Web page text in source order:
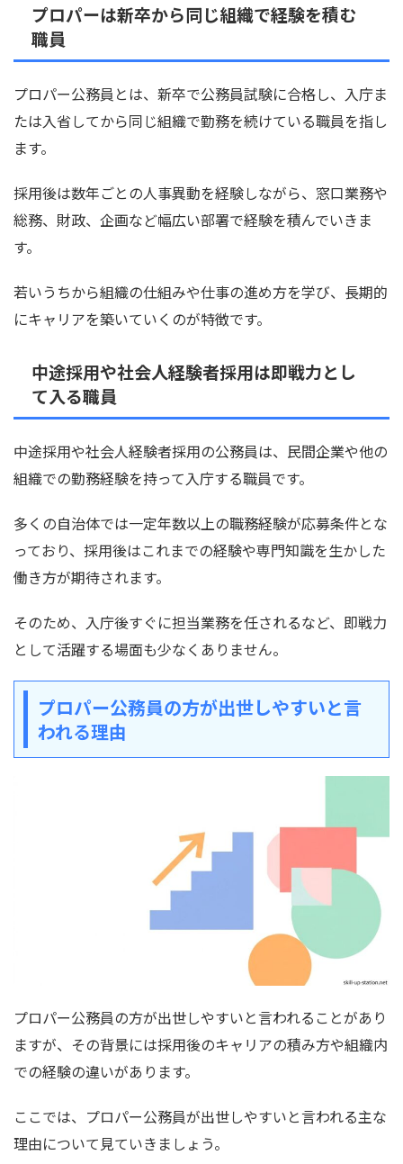
プロパーは新卒から同じ組織で経験を積む
職員
プロパー公務員とは、新卒で公務員試験に合格し、入庁ま
たは入省してから同じ組織で勤務を続けている職員を指し
ます。
採用後は数年ごとの人事異動を経験しながら、窓口業務や
総務、財政、企画など幅広い部署で経験を積んでいきま
す。
若いうちから組織の仕組みや仕事の進め方を学び、長期的
にキャリアを築いていくのが特徴です。
中途採用や社会人経験者採用は即戦力とし
て入る職員
中途採用や社会人経験者採用の公務員は、民間企業や他の
組織での勤務経験を持って入庁する職員です。
多くの自治体では一定年数以上の職務経験が応募条件とな
っており、採用後はこれまでの経験や専門知識を生かした
働き方が期待されます。
そのため、入庁後すぐに担当業務を任されるなど、即戦力
として活躍する場面も少なくありません。
プロパー公務員の方が出世しやすいと言
われる理由
プロパー公務員の方が出世しやすいと言われることがあり
ますが、その背景には採用後のキャリアの積み方や組織内
での経験の違いがあります。
ここでは、プロパー公務員が出世しやすいと言われる主な
理由について見ていきましょう。